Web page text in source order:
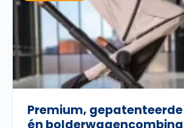
Premium,
én